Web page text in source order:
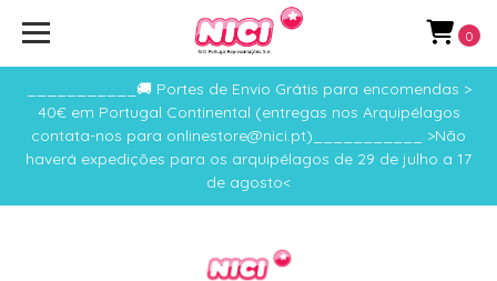
___________🚚 Portes de Envio Grátis para encomendas >
40€ em Portugal Continental (entregas nos Arquipélagos
contata-nos para onlinestore@nici.pt)___________ >Não
haverá expedições para os arquipélagos de 29 de julho a 17
de agosto<
0